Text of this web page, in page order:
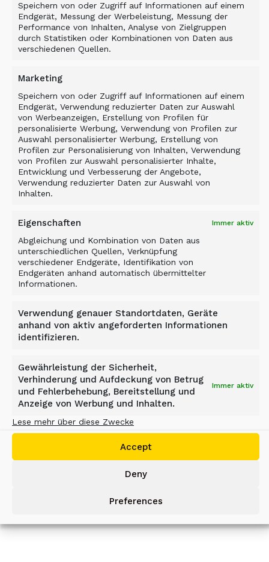
Speichern von oder Zugriff auf Informationen auf einem
Endgerät, Messung der Werbeleistung, Messung der
Performance von Inhalten, Analyse von Zielgruppen
durch Statistiken oder Kombinationen von Daten aus
verschiedenen Quellen.
Marketing
Speichern von oder Zugriff auf Informationen auf einem
Endgerät, Verwendung reduzierter Daten zur Auswahl
von Werbeanzeigen, Erstellung von Profilen für
personalisierte Werbung, Verwendung von Profilen zur
Auswahl personalisierter Werbung, Erstellung von
Profilen zur Personalisierung von Inhalten, Verwendung
von Profilen zur Auswahl personalisierter Inhalte,
Entwicklung und Verbesserung der Angebote,
Verwendung reduzierter Daten zur Auswahl von
Inhalten.
Eigenschaften Immer aktiv
Abgleichung und Kombination von Daten aus
unterschiedlichen Quellen, Verknüpfung
verschiedener Endgeräte, Identifikation von
Endgeräten anhand automatisch übermittelter
Informationen.
Verwendung genauer Standortdaten, Geräte
anhand von aktiv angeforderten Informationen
identifizieren.
Gewährleistung der Sicherheit,
Verhinderung und Aufdeckung von Betrug
und Fehlerbehebung, Bereitstellung und
Anzeige von Werbung und Inhalten.
Immer aktiv
Lese mehr über diese Zwecke
Accept
Deny
Preferences
YOUR MACHINES.
SCHAUFELSEPARATOR –
D-SERIE
Die vielseitigen Schaufelseparatoren
der Baureihen DN, DS und DH eignen
sich für eine Vielzahl von
Anwendungen und gewährleisten
eine hochwertige
Materialaufbereitung vor Ort.